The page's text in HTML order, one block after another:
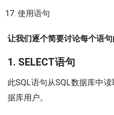
使用语句
让我们逐个简要讨论每个语句
1. SELECT语句
此SQL语句从SQL数据库中
据库用户。